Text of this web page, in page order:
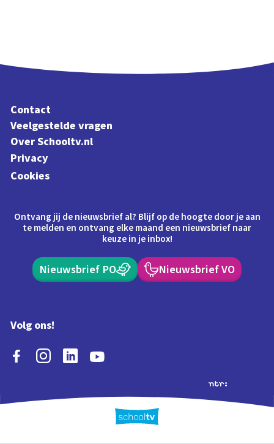
Contact
Veelgestelde vragen
Over Schooltv.nl
Privacy
Cookies
Ontvang jij de nieuwsbrief al? Blijf op de hoogte door je aan
te melden en ontvang elke maand een nieuwsbrief naar
keuze in je inbox!
Nieuwsbrief PO Nieuwsbrief VO
Volg ons!